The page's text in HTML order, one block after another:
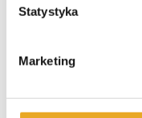
Statystyka
Marketing